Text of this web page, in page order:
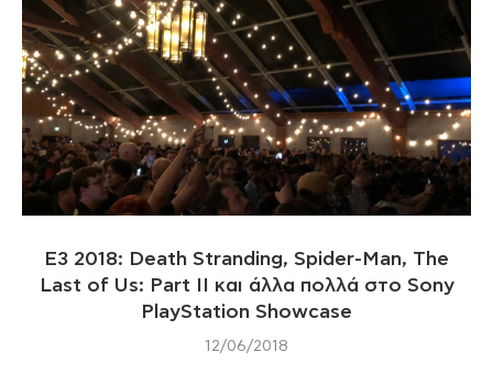
Ε3 2018: Death Stranding, Spider-Man, The
Last of Us: Part II και άλλα πολλά στο Sony
PlayStation Showcase
12/06/2018